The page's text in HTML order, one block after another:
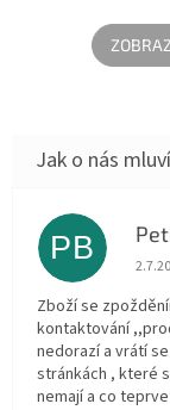
rozmazlování se
společníkem pro
PB
Zboží se
kontaktování
nedorazí a vrátí
stránkách , které
nemají a co